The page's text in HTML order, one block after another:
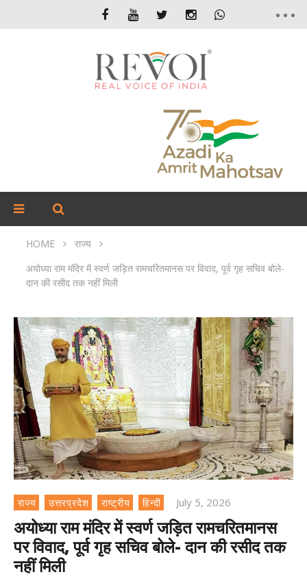
HOME
राज्य
अयोध्या राम मंदिर में स्वर्ण जड़ित रामचरितमानस पर विवाद, पूर्व गृह सचिव बोले-
दान की रसीद तक नहीं मिली
राज्य उत्तरप्रदेश राष्ट्रीय हिन्दी July 5, 2026
अयोध्या राम मंदिर में स्वर्ण जड़ित रामचरितमानस
पर विवाद, पूर्व गृह सचिव बोले- दान की रसीद तक
नहीं मिली